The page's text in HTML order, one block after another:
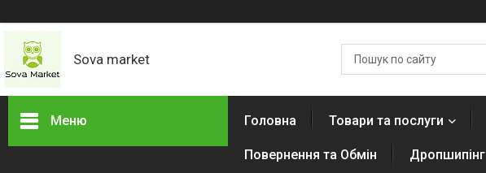
Sova market
Меню Головна Товари та послуги
Повернення та Обмін Дропшипінг